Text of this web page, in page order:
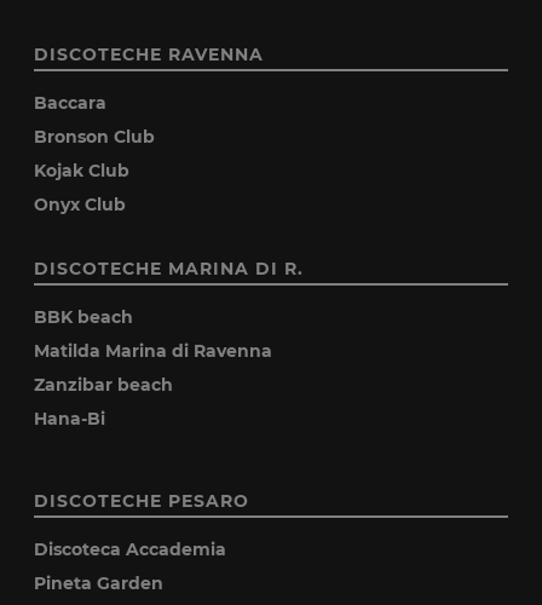
DISCOTECHE RAVENNA
Baccara
Bronson Club
Kojak Club
Onyx Club
DISCOTECHE MARINA DI R.
BBK beach
Matilda Marina di Ravenna
Zanzibar beach
Hana-Bi
DISCOTECHE PESARO
Discoteca Accademia
Pineta Garden